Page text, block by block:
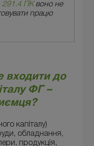
291.4 ПКвоно не
працю
входити до
ФГ –
капіталу)
обладнання,
продукція,